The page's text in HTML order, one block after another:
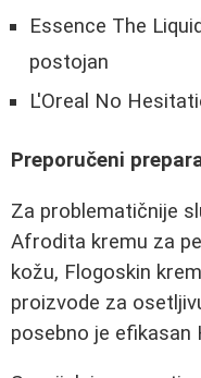
Essence The
postojan
L'Oreal No
Preporučeni
Za problematičnije
Afrodita kremu za
kožu, Flogoskin
proizvode za
posebno je efikasan